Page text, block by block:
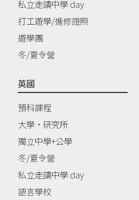
私立走讀中學 day
打工遊學/進修證照
遊學團
冬/夏令營
英國
預科課程
大學‧研究所
獨立中學+公學
冬/夏令營
私立走讀中學 day
語言學校